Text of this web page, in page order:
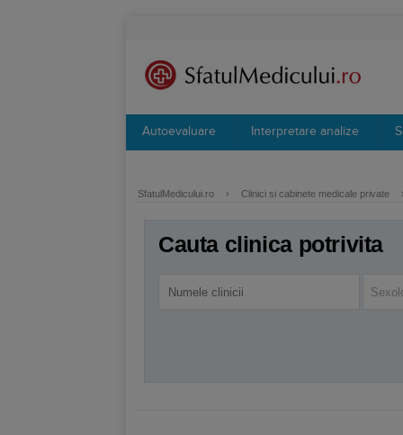
Autoevaluare Interpretare analize
SfatulMedicului.ro › Clinici si cabinete medicale private
Cauta clinica potrivita